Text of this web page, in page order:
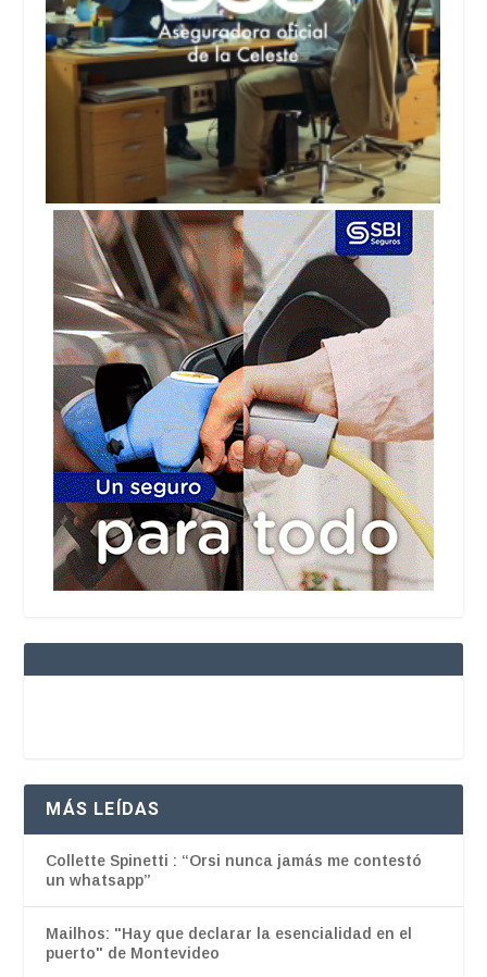
MÁS LEÍDAS
Collette Spinetti : “Orsi nunca jamás me contestó
un whatsapp”
Mailhos: "Hay que declarar la esencialidad en el
puerto" de Montevideo